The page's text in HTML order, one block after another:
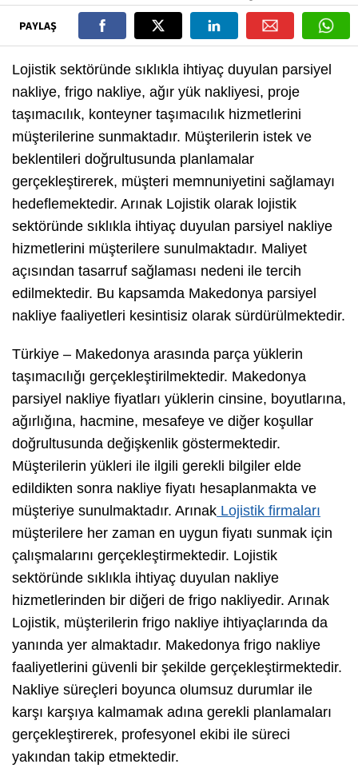
PAYLAŞ
Lojistik sektöründe sıklıkla ihtiyaç duyulan parsiyel
nakliye, frigo nakliye, ağır yük nakliyesi, proje
taşımacılık, konteyner taşımacılık hizmetlerini
müşterilerine sunmaktadır. Müşterilerin istek ve
beklentileri doğrultusunda planlamalar
gerçekleştirerek, müşteri memnuniyetini sağlamayı
hedeflemektedir. Arınak Lojistik olarak lojistik
sektöründe sıklıkla ihtiyaç duyulan parsiyel nakliye
hizmetlerini müşterilere sunulmaktadır. Maliyet
açısından tasarruf sağlaması nedeni ile tercih
edilmektedir. Bu kapsamda Makedonya parsiyel
nakliye faaliyetleri kesintisiz olarak sürdürülmektedir.
Türkiye – Makedonya arasında parça yüklerin
taşımacılığı gerçekleştirilmektedir. Makedonya
parsiyel nakliye fiyatları yüklerin cinsine, boyutlarına,
ağırlığına, hacmine, mesafeye ve diğer koşullar
doğrultusunda değişkenlik göstermektedir.
Müşterilerin yükleri ile ilgili gerekli bilgiler elde
edildikten sonra nakliye fiyatı hesaplanmakta ve
müşteriye sunulmaktadır. Arınak Lojistik firmaları
müşterilere her zaman en uygun fiyatı sunmak için
çalışmalarını gerçekleştirmektedir. Lojistik
sektöründe sıklıkla ihtiyaç duyulan nakliye
hizmetlerinden bir diğeri de frigo nakliyedir. Arınak
Lojistik, müşterilerin frigo nakliye ihtiyaçlarında da
yanında yer almaktadır. Makedonya frigo nakliye
faaliyetlerini güvenli bir şekilde gerçekleştirmektedir.
Nakliye süreçleri boyunca olumsuz durumlar ile
karşı karşıya kalmamak adına gerekli planlamaları
gerçekleştirerek, profesyonel ekibi ile süreci
yakından takip etmektedir.